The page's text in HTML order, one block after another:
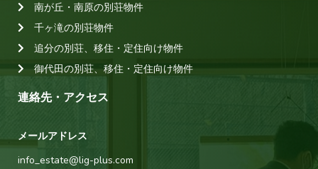
南が丘・南原の別荘物件
千ヶ滝の別荘物件
追分の別荘、移住・定住向け物件
御代田の別荘、移住・定住向け物件
連絡先・アクセス
メールアドレス
info_estate@lig-plus.com